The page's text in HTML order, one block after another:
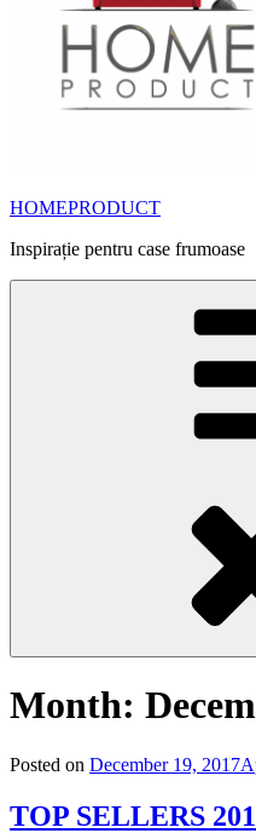
HOMEPRODUCT
Inspirație pentru case frumoase
Month:
Posted on December 19, 2017
TOP SELLERS